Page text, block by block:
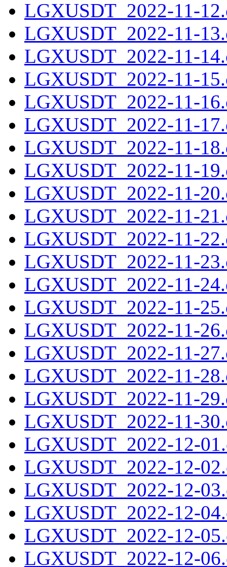
LGXUSDT_2022-11-
LGXUSDT_2022-11-
LGXUSDT_2022-11-
LGXUSDT_2022-11-
LGXUSDT_2022-11-
LGXUSDT_2022-11-
LGXUSDT_2022-11-
LGXUSDT_2022-11-
LGXUSDT_2022-11-
LGXUSDT_2022-11-
LGXUSDT_2022-11-
LGXUSDT_2022-11-
LGXUSDT_2022-11-
LGXUSDT_2022-11-
LGXUSDT_2022-11-
LGXUSDT_2022-11-
LGXUSDT_2022-11-
LGXUSDT_2022-11-
LGXUSDT_2022-11-
LGXUSDT_2022-12-
LGXUSDT_2022-12-
LGXUSDT_2022-12-
LGXUSDT_2022-12-
LGXUSDT_2022-12-
LGXUSDT_2022-12-